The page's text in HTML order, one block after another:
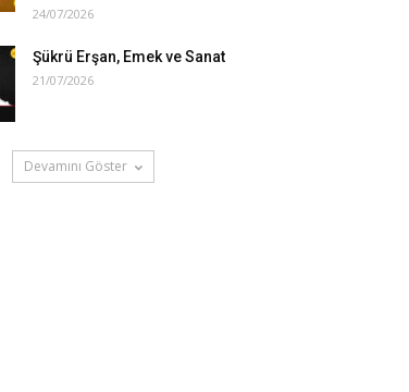
24/07/2026
Şükrü Erşan, Emek ve Sanat
21/07/2026
Devamını Göster